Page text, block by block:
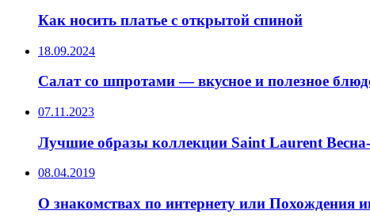
Как носить платье с открытой спиной
18.09.2024
Салат со шпротами — вкусное и полезное
07.11.2023
Лучшие образы коллекции Saint Laurent
08.04.2019
О знакомствах по интернету или Похождения